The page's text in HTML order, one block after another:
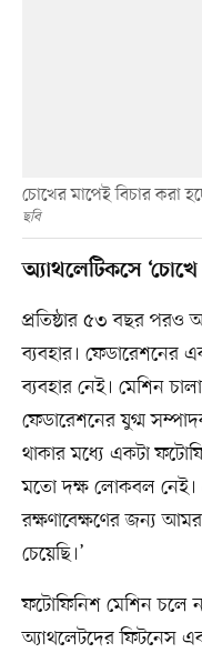
চোখের মাপেই বিচার করা
ছবি
‎অ্যাথলেটিকসে
প্রতিষ্ঠার ৫৩ বছর পরও
ব্যবহার। ফেডারেশনের
ব্যবহার নেই। মেশিন
ফেডারেশনের যুগ্ম
থাকার মধ্যে একটা
মতো দক্ষ লোকবল নেই।
রক্ষণাবেক্ষণের জন্য
চেয়েছি।’‎
ফটোফিনিশ মেশিন চলে
অ্যাথলেটদের ফিটনেস